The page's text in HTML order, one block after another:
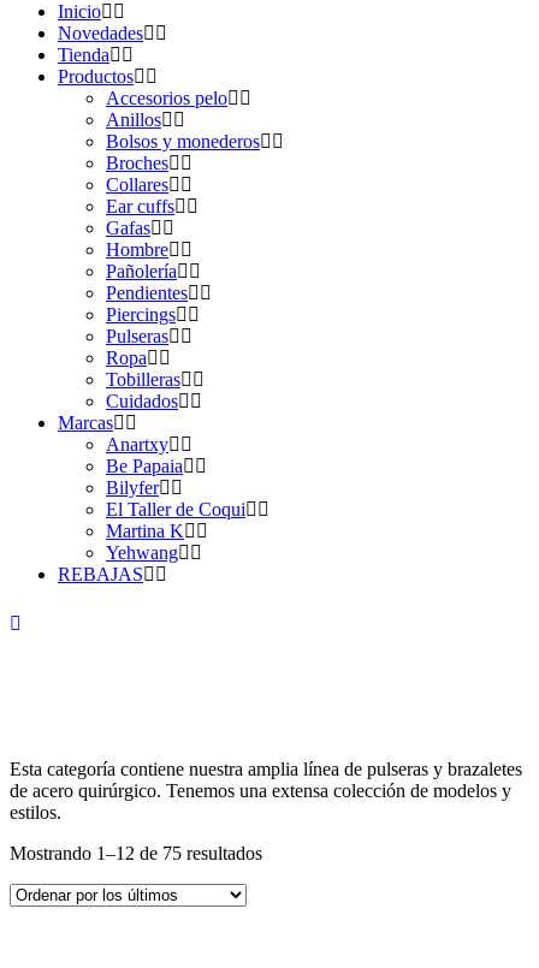
Inicio
Novedades
Tienda
Productos
Accesorios pelo
Anillos
Bolsos y monederos
Broches
Collares
Ear cuffs
Gafas
Hombre
Pañolería
Pendientes
Piercings
Pulseras
Ropa
Tobilleras
Cuidados
Marcas
Anartxy
Be Papaia
Bilyfer
El Taller de Coqui
Martina K
Yehwang
REBAJAS
Esta categoría contiene nuestra amplia línea de pulseras y brazaletes
de acero quirúrgico. Tenemos una extensa colección de modelos y
estilos.
Mostrando 1–12 de 75 resultados